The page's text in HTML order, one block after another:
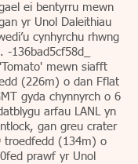
ei bentyrru mewn
yr Unol Daleithiau
cynhyrchu rhwng
-136bad5cf58d_
mewn siafft
(226m) o dan Fflat
gyda chynnyrch o 6
arfau LANL yn
gan greu crater
troedfedd (134m) o
prawf yr Unol